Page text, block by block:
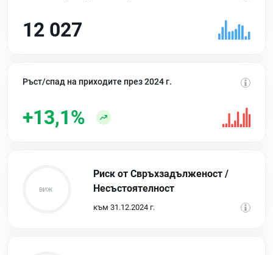
12 027
Ръст/спад на приходите през 2024 г.
+13,1%
Риск от Свръхзадълженост /
Несъстоятелност
към 31.12.2024 г.